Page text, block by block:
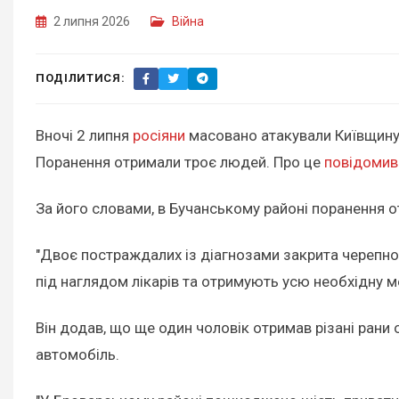
2 липня 2026 Війна
ПОДІЛИТИСЯ:
Вночі 2 липня росіяни масовано атакували
Поранення отримали троє людей. Про це повідомив
За його словами, в Бучанському районі поранення
"Двоє постраждалих із діагнозами закрита
під наглядом лікарів та отримують усю
Він додав, що ще один чоловік отримав різані
автомобіль.